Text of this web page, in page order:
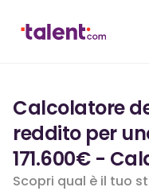
Calcolatore
reddito per
171.600€ -
Scopri qual è il tuo